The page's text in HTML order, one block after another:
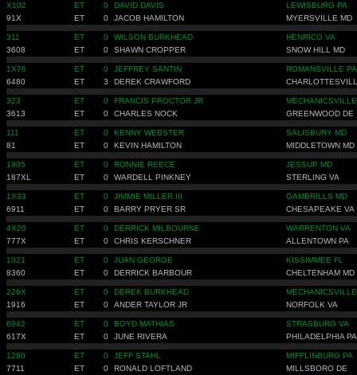
X102 ET 0 DAVID DAVIS
LEWISBURG PA
91X
ET 0 JACOB HAMILTON MYERSVILLE MD
311 ET 0 WILSON BURKHEAD
HENRICO VA
3608
ET 0 SHAWN CROPPER SNOW HILL MD
1X76 ET 0 JEFFREY SANTIN
ROMANSVILLE PA
6480
ET 3 DEREK CRAWFORD
323 ET 0 FRANCIS PROCTOR JR
3613
ET 0 CHARLES NOCK GREENWOOD DE
111 ET 0 KENNY WEBSTER
SALISBURY MD
81
ET 0 KEVIN HAMILTON MIDDLETOWN MD
1905 ET 0 RONNIE REECE
JESSUP MD
187XL
ET 0 WARDELL PINKNEY STERLING VA
1X33 ET 0 JIMMIE MILLER III
GAMBRILLS MD
6911
ET 0 BARRY PRYER SR CHESAPEAKE VA
4X20 ET 0 DERRICK MILBOURNE
WARRENTON VA
777X
ET 0 CHRIS KERSCHNER ALLENTOWN PA
1021 ET 0 JUAN GEORGE
KISSIMMEE FL
8360
ET 0 DERRICK BARBOUR CHELTENHAM MD
226X ET 0 DEREK BURKHEAD
1916
ET 0 ANDER TAYLOR JR NORFOLK VA
6942 ET 0 BOYD MATHIAS
STRASBURG VA
617X
ET 0 JUNE RIVERA PHILADELPHIA PA
1280 ET 0 JEFF STAHL
MIFFLINBURG PA
7711
ET 0 RONALD LOFTLAND MILLSBORO DE